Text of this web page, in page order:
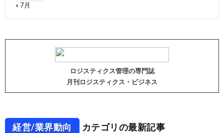
« 7月
ロジスティクス管理の専門誌
月刊ロジスティクス・ビジネス
経営/業界動向 カテゴリの最新記事